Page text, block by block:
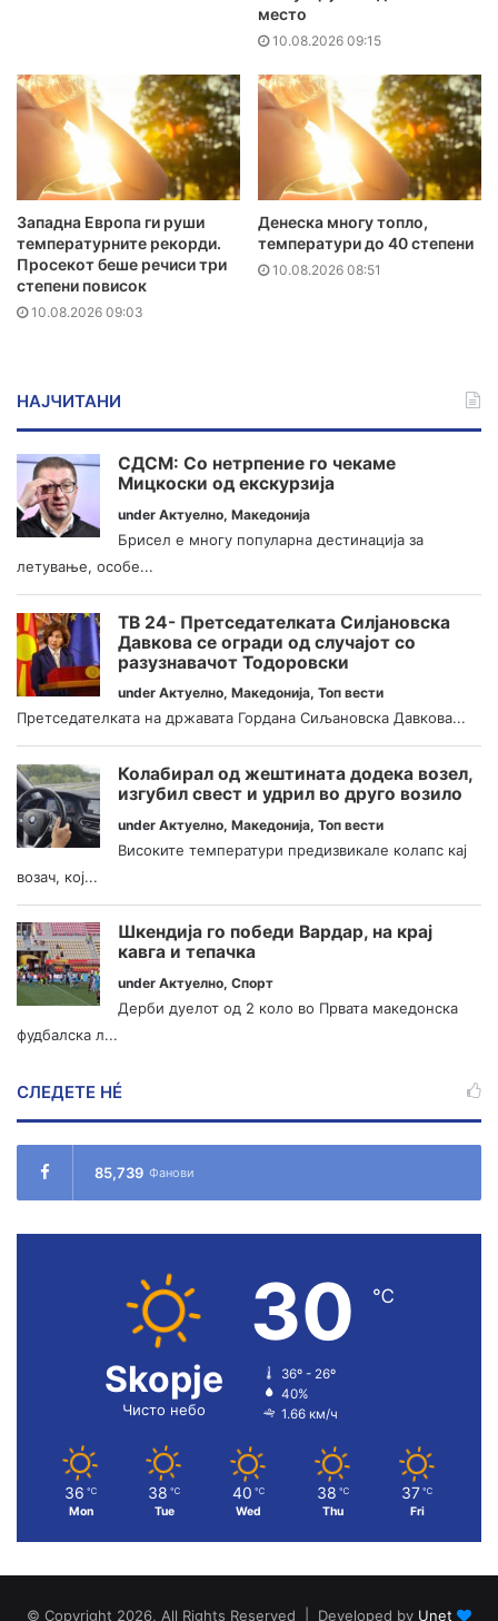
место
10.08.2026 09:15
Западна Европа ги руши
температурните рекорди.
Просекот беше речиси три
степени повисок
10.08.2026 09:03
Денеска многу топло,
температури до 40 степени
10.08.2026 08:51
НАЈЧИТАНИ
СДСМ: Со нетрпение го чекаме
Мицкоски од екскурзија
under Актуелно, Македонија
Брисел е многу популарна дестинација за
летување, особе...
ТВ 24- Претседателката Силјановска
Давкова се огради од случајот со
разузнавачот Тодоровски
under Актуелно, Македонија, Топ вести
Претседателката на државата Гордана Сиљановска Давкова...
Колабирал од жештината додека возел,
изгубил свест и удрил во друго возило
under Актуелно, Македонија, Топ вести
Високите температури предизвикале колапс кај
возач, кој...
Шкендија го победи Вардар, на крај
кавга и тепачка
under Актуелно, Спорт
Дерби дуелот од 2 коло во Првата македонска
фудбалска л...
СЛЕДЕТЕ НÉ
85,739 Фанови
Skopje
Чисто небо
30 ℃
36º - 26º
40%
1.66 км/ч
36 ℃
Mon
38 ℃
Tue
40 ℃
Wed
38 ℃
Thu
37 ℃
Fri
© Copyright 2026, All Rights Reserved | Developed by Unet